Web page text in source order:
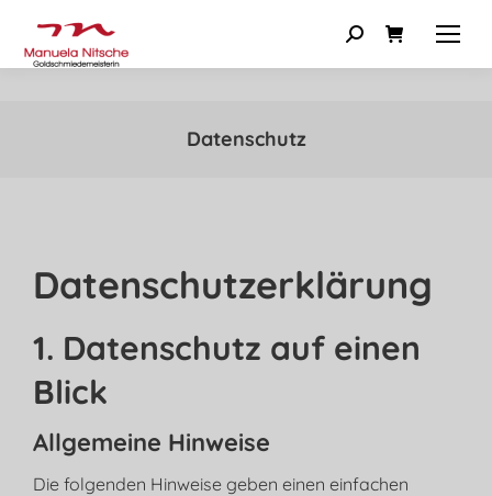
Datenschutz
Datenschutz­erklärung
1. Datenschutz auf einen
Blick
Allgemeine Hinweise
Die folgenden Hinweise geben einen einfachen